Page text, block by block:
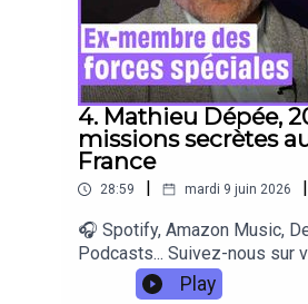
4. Mathieu Dépée,
missions secrètes
France
28:59 mardi 9 juin 2026
🎧 Spotify, Amazon Music,
Podcasts... Suivez-nous sur
préférée ! 🎧 Mathieu Dépée
Play